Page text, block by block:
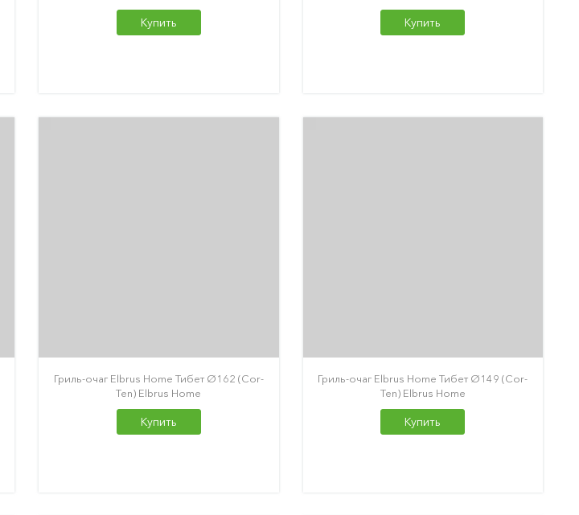
Купить Купить
Гриль-очаг Elbrus Home Тибет Ø162 (Cor-
Ten) Elbrus Home
Купить
Гриль-очаг Elbrus Home Тибет Ø149 (Cor-
Ten) Elbrus Home
Купить